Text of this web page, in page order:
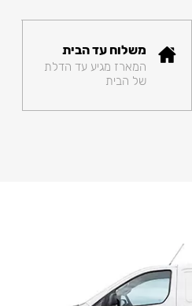
משלוח עד הבית
המארז מגיע עד הדלת
של הבית